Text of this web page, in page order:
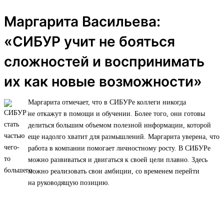
Маргарита Васильева:
«СИБУР учит не бояться
сложностей и воспринимать
их как новые возможности»
Маргарита отмечает, что в СИБУРе коллеги никогда
не откажут в помощи и обучении. Более того, они готовы
делиться большим объемом полезной информации, которой
еще надолго хватит для размышлений. Маргарита уверена, что
работа в компании помогает личностному росту. В СИБУРе
можно развиваться и двигаться к своей цели плавно. Здесь
можно реализовать свои амбиции, со временем перейти
на руководящую позицию.